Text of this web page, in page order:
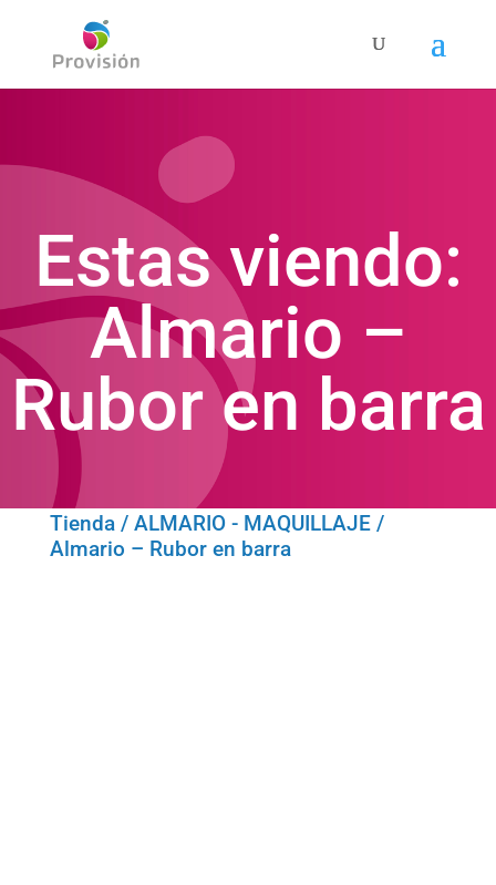
Estas viendo:
Almario –
Rubor en barra
Tienda/ ALMARIO - MAQUILLAJE/
Almario – Rubor en barra